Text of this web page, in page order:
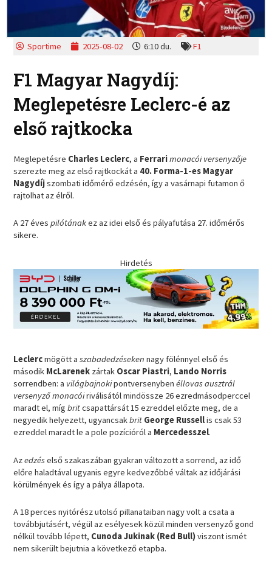
Sportime 2025-08-02 6:10 du. F1
F1 Magyar Nagydíj:
Meglepetésre Leclerc-é az
első rajtkocka
Meglepetésre Charles Leclerc, a Ferrarimonacói versenyzője
szerezte meg az első rajtkockát a 40. Forma-1-es Magyar
Nagydíjszombati időmérő edzésén, így a vasárnapi futamon ő
rajtolhat az élről.
A 27 évespilótánakez az idei első és pályafutása 27. időmérős
sikere.
Hirdetés
Leclercmögött aszabadedzéseken nagy fölénnyel első és
második McLarenek zártak Oscar Piastri, Lando Norris
sorrendben: a világbajnokipontversenybenéllovas ausztrál
versenyzőmonacóiriválisától mindössze 26 ezredmásodperccel
maradt el, mígbritcsapattársát 15 ezreddel előzte meg, de a
negyedik helyezett, ugyancsakbrit George Russellis csak 53
ezreddel maradt le a pole pozícióról a Mercedesszel.
Azedzéselső szakaszában gyakran változott a sorrend, az idő
előre haladtával ugyanis egyre kedvezőbbé váltak az időjárási
körülmények és így a pálya állapota.
A 18 perces nyitórész utolsó pillanataiban nagy volt a csata a
továbbjutásért, végül az esélyesek közül minden versenyző gond
nélkül tovább lépett, Cunoda Jukinak (Red Bull)viszont ismét
nem sikerült bejutnia a következő etapba.